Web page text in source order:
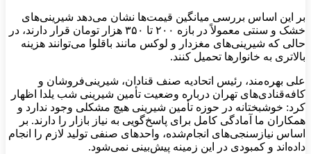
بر این اساس بررسی میانگین قیمت‌ها نشان می‌دهد شیرینی‌های
خشک و سنتی معمولاً در بازه ۲۰۰ تا ۳۵۰ هزار تومان قرار دارند، در
حالی که شیرینی‌های مغزدار و لوکس مانند باقلوا می‌توانند هزینه
بالاتری به خانوارها تحمیل کنند.
علی بهره‌مند، رئیس اتحادیه صنف قنادان، شیرینی‌فروشان و
کافه‌قنادی‌های تهران درباره وضعیت تأمین شیرینی شب یلدا اظهار
کرد: خوشبختانه در حوزه تأمین شیرینی هیچ مشکلی وجود ندارد و
همکاران ما آمادگی کامل برای پاسخ‌گویی به نیاز بازار را دارند. بر
اساس نیازسنجی‌های انجام‌شده، واحدهای صنفی تولید لازم را انجام
داده‌اند و کمبودی در این زمینه پیش‌بینی نمی‌شود.